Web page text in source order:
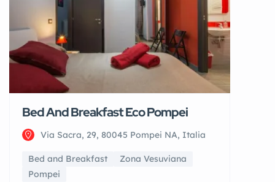
Bed And Breakfast Eco Pompei
Via Sacra, 29, 80045 Pompei NA, Italia
Bed and Breakfast
Zona Vesuviana
Pompei